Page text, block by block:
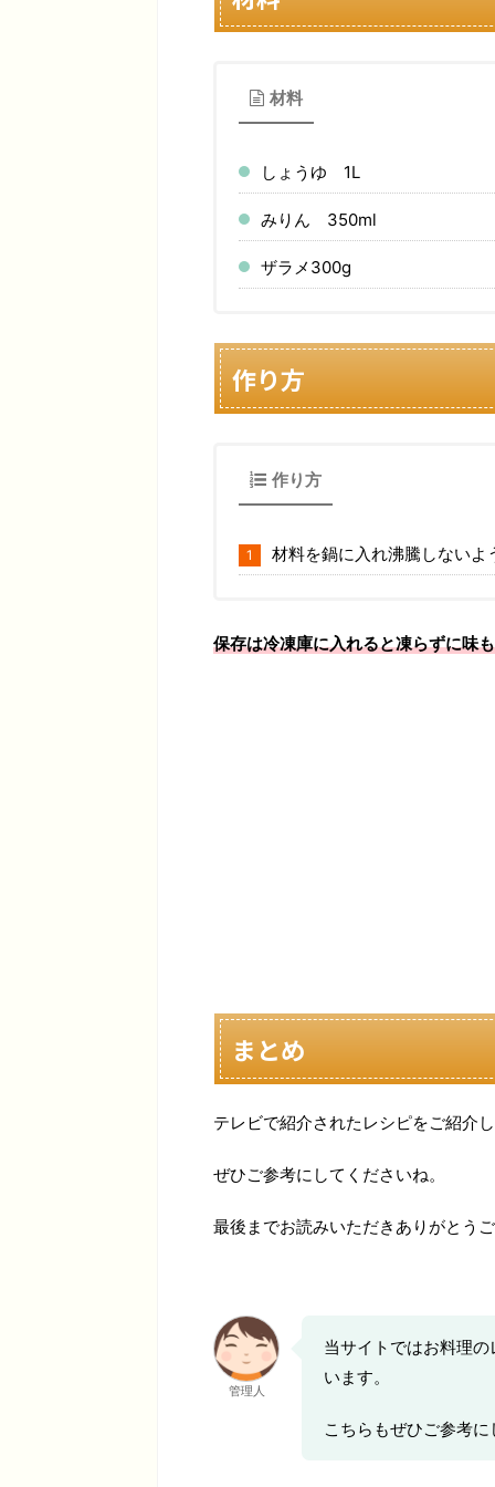
材料
しょうゆ 1L
みりん 350ml
ザラメ300g
作り方
作り方
材料を鍋に入れ沸騰しないよ
保存は冷凍庫に入れると凍らずに味
まとめ
テレビで紹介されたレシピをご紹介
ぜひご参考にしてくださいね。
最後までお読みいただきありがとう
管理人
当サイトではお料理
います。
こちらもぜひご参考